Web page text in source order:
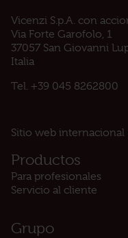
Vicenzi S.p.A. con
Via Forte Garofolo, 1
37057 San Giovanni
Italia
Tel. +39 045 8262800
Sitio web internacional
Productos
Para profesionales
Servicio al cliente
Grupo